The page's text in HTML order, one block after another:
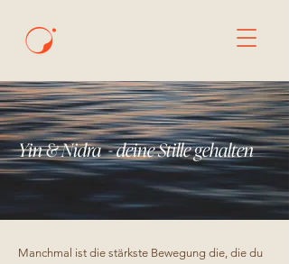
Yin & Nidra - deine Stille gehalten
Manchmal ist die stärkste Bewegung die, die du